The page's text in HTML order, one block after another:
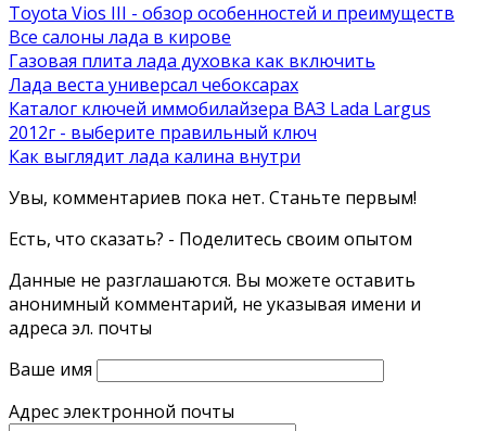
Toyota Vios III - обзор особенностей и преимуществ
Все салоны лада в кирове
Газовая плита лада духовка как включить
Лада веста универсал чебоксарах
Каталог ключей иммобилайзера ВАЗ Lada Largus
2012г - выберите правильный ключ
Как выглядит лада калина внутри
Увы, комментариев пока нет. Станьте первым!
Есть, что сказать? - Поделитесь своим опытом
Данные не разглашаются. Вы можете оставить
анонимный комментарий, не указывая имени и
адреса эл. почты
Ваше имя
Адрес электронной почты